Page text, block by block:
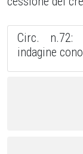
Circ. n.72:
indagine